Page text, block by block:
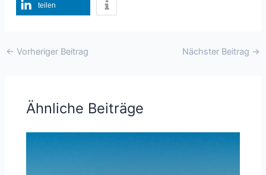
teilen
← Vorheriger Beitrag Nächster Beitrag →
Ähnliche Beiträge